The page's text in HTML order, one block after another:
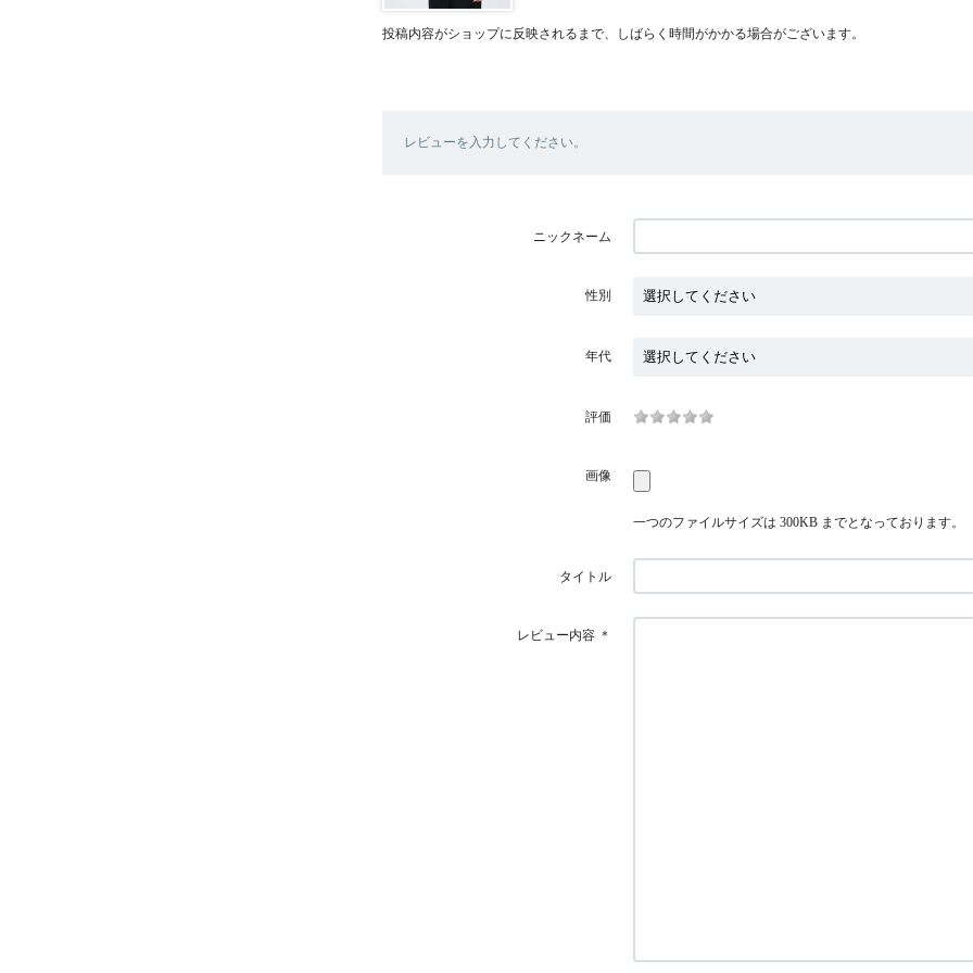
投稿内容がショップに反映されるまで、しばらく時間がかかる場合がございます。
レビューを入力してください。
ニックネーム
性別
年代
評価
画像
一つのファイルサイズは 300KB までとなっております。
タイトル
レビュー内容 ＊